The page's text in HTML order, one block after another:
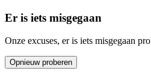
Er is iets misgegaan
Onze excuses, er is iets misgegaan
Opnieuw proberen